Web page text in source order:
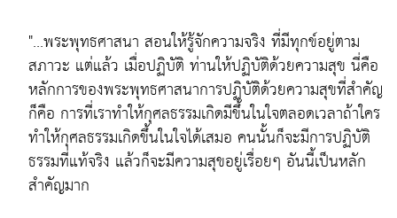
"...พระพุทธศาสนา สอนให้รู้จักความจริง ที่มีทุกข์อยู่ตาม
สภาวะ แต่แล้ว เมื่อปฏิบัติ ท่านให้ปฏิบัติด้วยความสุข นี่คือ
หลักการของพระพุทธศาสนาการปฏิบัติด้วยความสุขที่สำคัญ
ก็คือ การที่เราทำให้กุศลธรรมเกิดมีขึ้นในใจตลอดเวลาถ้าใคร
ทำให้กุศลธรรมเกิดขึ้นในใจได้เสมอ คนนั้นก็จะมีการปฏิบัติ
ธรรมที่แท้จริง แล้วก็จะมีความสุขอยู่เรื่อยๆ อันนี้เป็นหลัก
สำคัญมาก